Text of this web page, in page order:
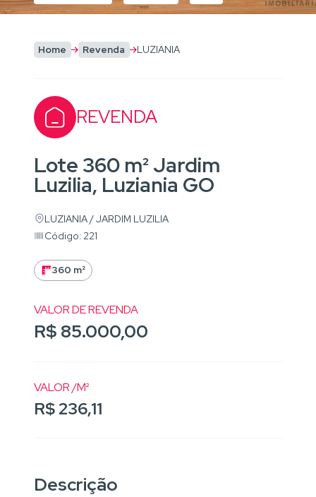
Home Revenda LUZIANIA
REVENDA
Lote 360 m² Jardim
Luzilia, Luziania GO
LUZIANIA / JARDIM LUZILIA
Código: 221
360 m²
VALOR DE REVENDA
R$ 85.000,00
VALOR /M²
R$ 236,11
Descrição